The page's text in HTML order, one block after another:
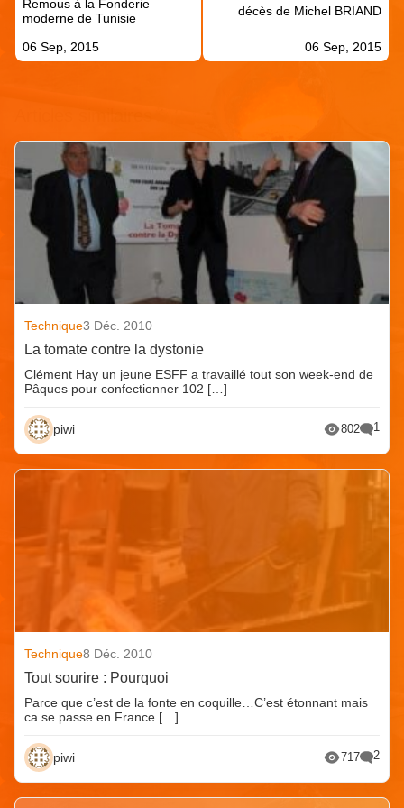
l’article
Remous à la Fonderie
moderne de Tunisie
06 Sep, 2015
décès de Michel BRIAND
06 Sep, 2015
Technique3 Déc. 2010
La tomate contre la dystonie
Clément Hay un jeune ESFF a travaillé tout son week-end de
Pâques pour confectionner 102 […]
piwi 802 1
Technique8 Déc. 2010
Tout sourire : Pourquoi
Parce que c’est de la fonte en coquille…C’est étonnant mais
ca se passe en France […]
piwi 717 2